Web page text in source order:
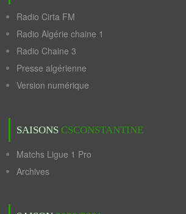
Radio Cirta FM
Radio Algérie chaine 1
Radio Chaine 3
Presse algérienne
Version numérique
SAISONS CSCONSTANTINE
Matchs Ligue 1 Pro
Archives